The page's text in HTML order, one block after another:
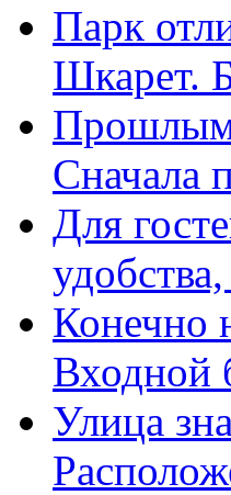
Парк
Шкарет.
Прошлым
Сначала
Для
Конечно
Входной
Улица